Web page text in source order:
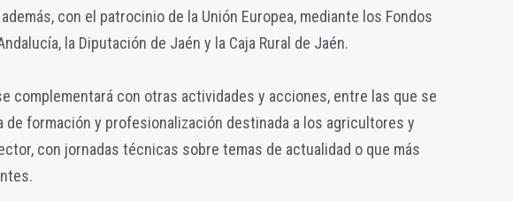
con el patrocinio de la Unión Europea, mediante los Fondos
la Diputación de Jaén y la Caja Rural de Jaén.
complementará con otras actividades y acciones, entre las que se
de formación y profesionalización destinada a los agricultores y
con jornadas técnicas sobre temas de actualidad o que más